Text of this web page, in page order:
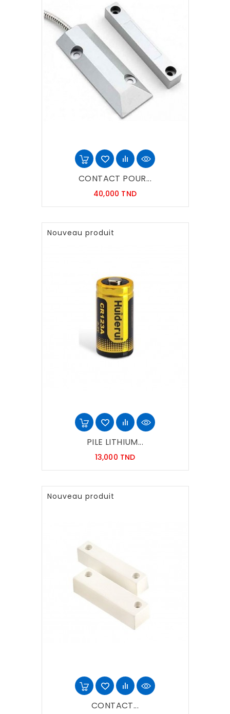
CONTACT POUR...
40,000 TNDPrix
Nouveau produit
PILE LITHIUM...
13,000 TNDPrix
Nouveau produit
CONTACT...